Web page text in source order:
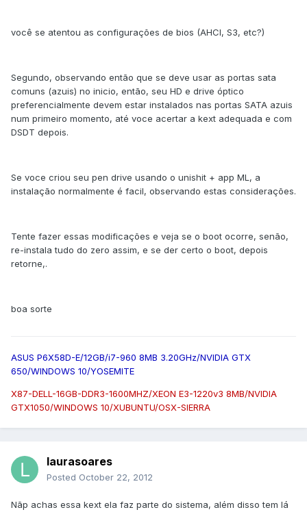
você se atentou as configurações de bios (AHCI, S3, etc?)
Segundo, observando então que se deve usar as portas sata
comuns (azuis) no inicio, então, seu HD e drive óptico
preferencialmente devem estar instalados nas portas SATA azuis
num primeiro momento, até voce acertar a kext adequada e com
DSDT depois.
Se voce criou seu pen drive usando o unishit + app ML, a
instalação normalmente é facil, observando estas considerações.
Tente fazer essas modificações e veja se o boot ocorre, senão,
re-instala tudo do zero assim, e se der certo o boot, depois
retorne,.
boa sorte
ASUS P6X58D-E/12GB/i7-960 8MB 3.20GHz/NVIDIA GTX
650/WINDOWS 10/YOSEMITE
X87-DELL-16GB-DDR3-1600MHZ/XEON E3-1220v3 8MB/NVIDIA
GTX1050/WINDOWS 10/XUBUNTU/OSX-SIERRA
laurasoares
Posted October 22, 2012
Nãp achas essa kext ela faz parte do sistema, além disso tem lá